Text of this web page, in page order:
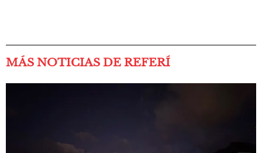
MÁS NOTICIAS DE REFERÍ